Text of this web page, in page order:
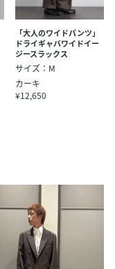
「大人のワイドパンツ」
ドライギャバワイドイー
ジースラックス
サイズ：M
カーキ
¥12,650